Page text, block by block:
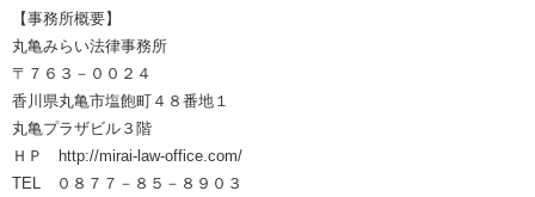
【事務所概要】
丸亀みらい法律事務所
〒７６３－００２４
香川県丸亀市塩飽町４８番地１
丸亀プラザビル３階
ＨＰ http://mirai-law-office.com/
TEL ０８７７－８５－８９０３